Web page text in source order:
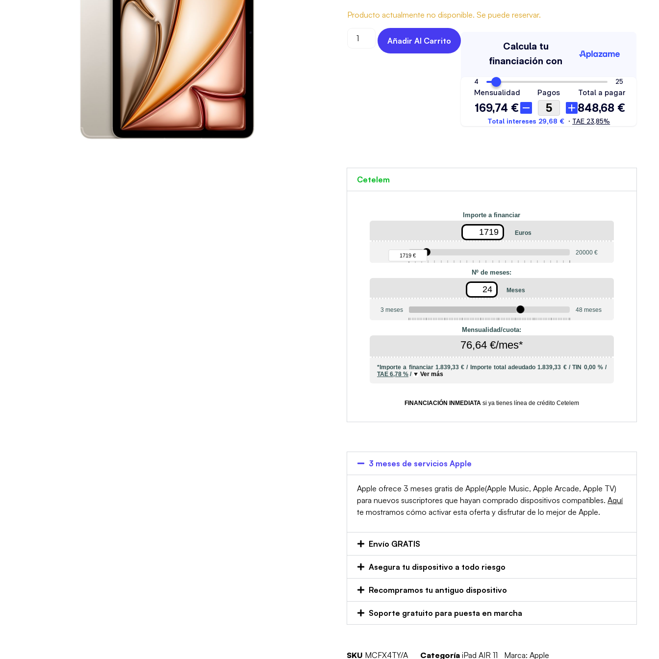
Producto actualmente no disponible. Se puede reservar.
Añadir Al Carrito
Cetelem
Importe a financiar
Euros
90 €1719 € 20000 €
Nº de meses:
Meses
3 meses 48 meses
Mensualidad/cuota:
76,64 €/mes*
*Importe a financiar 1.839,33 € / Importe total adeudado1.839,33 €/TIN 0,00 %/
TAE 6,78 %/ Ver más
FINANCIACIÓN INMEDIATAsi ya tienes línea de crédito Cetelem
3 meses de servicios Apple
Apple ofrece 3 meses gratis de Apple(Apple Music, Apple Arcade, Apple TV)
para nuevos suscriptores que hayan comprado dispositivos compatibles.Aquí
te mostramos cómo activar esta oferta y disfrutar de lo mejor de Apple.
Envío GRATIS
Asegura tu dispositivo a todo riesgo
Recompramos tu antiguo dispositivo
Soporte gratuito para puesta en marcha
SKU MCFX4TY/A Categoría iPad AIR 11 Marca: Apple